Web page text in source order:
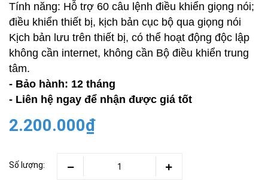
Tính năng: Hỗ trợ 60 câu lệnh điều khiển giọng nói;
điều khiển thiết bị, kịch bản cục bộ qua giọng nói
Kịch bản lưu trên thiết bị, có thể hoạt động độc lập
không cần internet, không cần Bộ điều khiển trung
tâm.
- Bảo hành: 12 tháng
- Liên hệ ngay để nhận được giá tốt
2.200.000₫
Số lượng: